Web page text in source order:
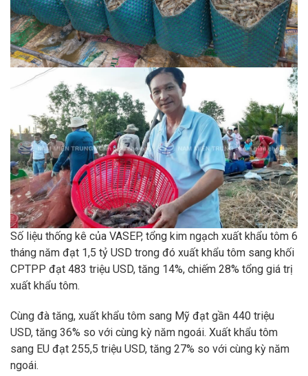
Số liệu thống kê của VASEP, tổng kim ngạch xuất khẩu tôm 6
tháng năm đạt 1,5 tỷ USD trong đó xuất khẩu tôm sang khối
CPTPP đạt 483 triệu USD, tăng 14%, chiếm 28% tổng giá trị
xuất khẩu tôm.
Cùng đà tăng, xuất khẩu tôm sang Mỹ đạt gần 440 triệu
USD, tăng 36% so với cùng kỳ năm ngoái. Xuất khẩu tôm
sang EU đạt 255,5 triệu USD, tăng 27% so với cùng kỳ năm
ngoái.